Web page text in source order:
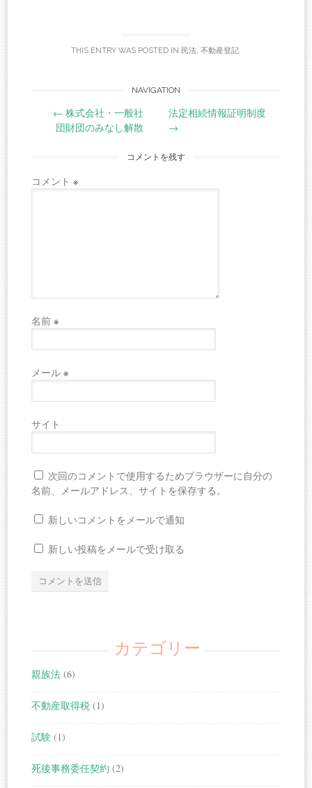
THIS ENTRY WAS POSTED IN 民法, 不動産登記.
navigation
NAVIGATION
← 株式会社・一般社
団財団のみなし解散
法定相続情報証明制度
→
コメントを残す
コメント※
名前※
メール※
サイト
次回のコメントで使用するためブラウザーに自分の
名前、メールアドレス、サイトを保存する。
新しいコメントをメールで通知
新しい投稿をメールで受け取る
カテゴリー
親族法 (6)
不動産取得税 (1)
試験 (1)
死後事務委任契約 (2)